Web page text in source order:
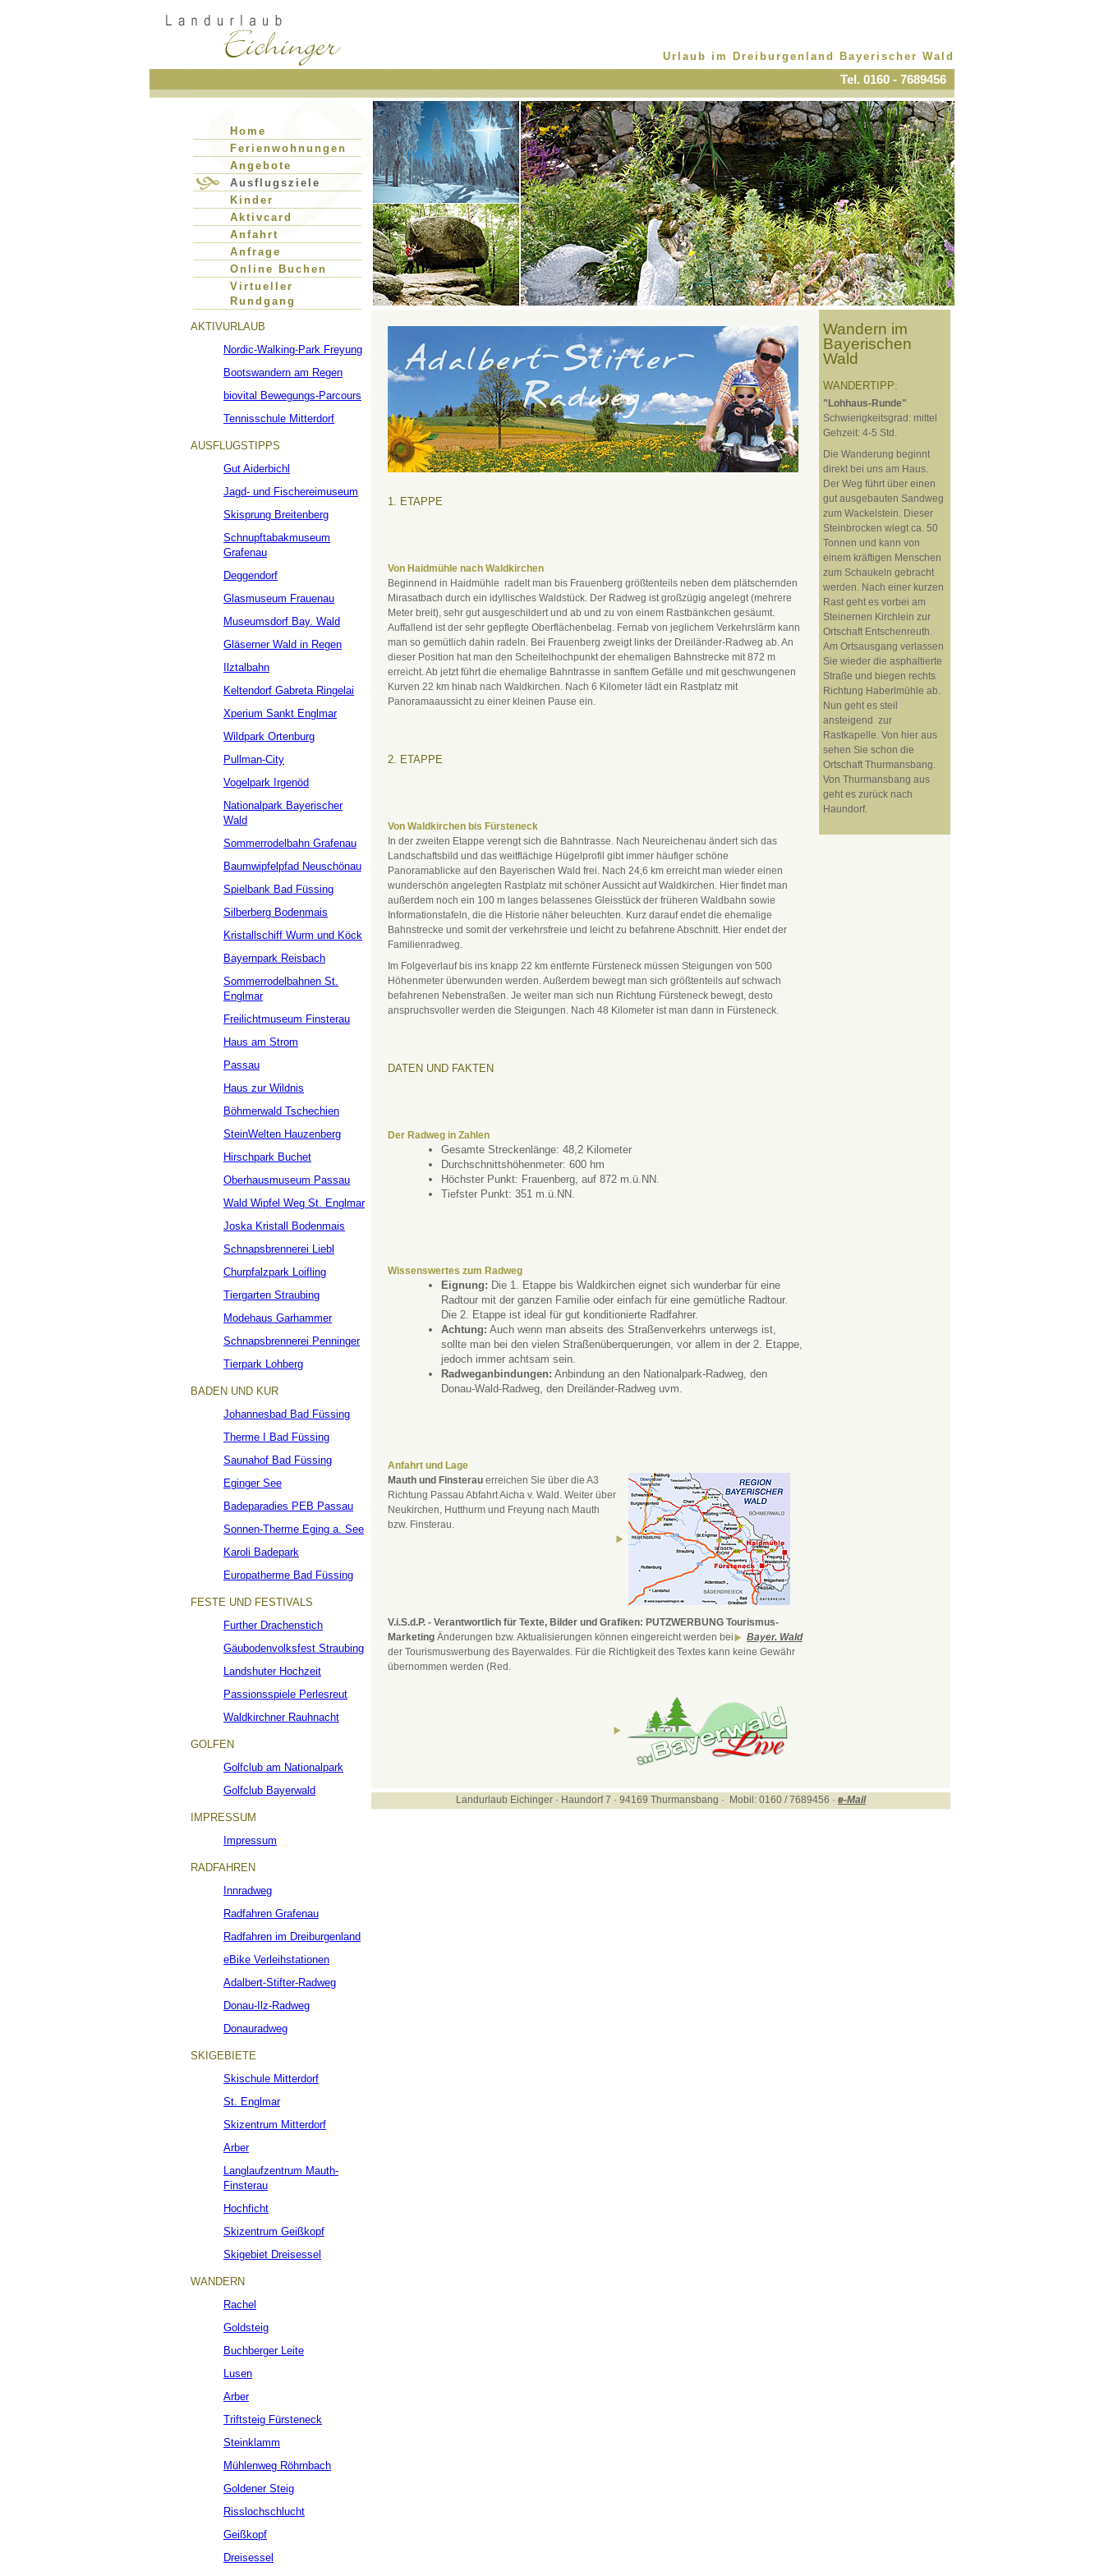
Urlaub im Dreiburgenland Bayerischer Wald
Tel. 0160 - 7689456
Home
Ferienwohnungen
Angebote
Ausflugsziele
Kinder
Aktivcard
Anfahrt
Anfrage
Online Buchen
Virtueller
Rundgang
AKTIVURLAUB
Nordic-Walking-Park Freyung
Bootswandern am Regen
biovital Bewegungs-Parcours
Tennisschule Mitterdorf
AUSFLUGSTIPPS
Gut Aiderbichl
Jagd- und Fischereimuseum
Skisprung Breitenberg
Schnupftabakmuseum
Grafenau
Deggendorf
Glasmuseum Frauenau
Museumsdorf Bay. Wald
Gläserner Wald in Regen
Ilztalbahn
Keltendorf Gabreta Ringelai
Xperium Sankt Englmar
Wildpark Ortenburg
Pullman-City
Vogelpark Irgenöd
Nationalpark Bayerischer
Wald
Sommerrodelbahn Grafenau
Baumwipfelpfad Neuschönau
Spielbank Bad Füssing
Silberberg Bodenmais
Kristallschiff Wurm und Köck
Bayernpark Reisbach
Sommerrodelbahnen St.
Englmar
Freilichtmuseum Finsterau
Haus am Strom
Passau
Haus zur Wildnis
Böhmerwald Tschechien
SteinWelten Hauzenberg
Hirschpark Buchet
Oberhausmuseum Passau
Wald Wipfel Weg St. Englmar
Joska Kristall Bodenmais
Schnapsbrennerei Liebl
Churpfalzpark Loifling
Tiergarten Straubing
Modehaus Garhammer
Schnapsbrennerei Penninger
Tierpark Lohberg
BADEN UND KUR
Johannesbad Bad Füssing
Therme I Bad Füssing
Saunahof Bad Füssing
Eginger See
Badeparadies PEB Passau
Sonnen-Therme Eging a. See
Karoli Badepark
Europatherme Bad Füssing
FESTE UND FESTIVALS
Further Drachenstich
Gäubodenvolksfest Straubing
Landshuter Hochzeit
Passionsspiele Perlesreut
Waldkirchner Rauhnacht
GOLFEN
Golfclub am Nationalpark
Golfclub Bayerwald
IMPRESSUM
Impressum
RADFAHREN
Innradweg
Radfahren Grafenau
Radfahren im Dreiburgenland
eBike Verleihstationen
Adalbert-Stifter-Radweg
Donau-Ilz-Radweg
Donauradweg
SKIGEBIETE
Skischule Mitterdorf
St. Englmar
Skizentrum Mitterdorf
Arber
Langlaufzentrum Mauth-
Finsterau
Hochficht
Skizentrum Geißkopf
Skigebiet Dreisessel
WANDERN
Rachel
Goldsteig
Buchberger Leite
Lusen
Arber
Triftsteig Fürsteneck
Steinklamm
Mühlenweg Röhrnbach
Goldener Steig
Risslochschlucht
Geißkopf
Dreisessel
1. ETAPPE
Von Haidmühle nach Waldkirchen
Beginnend in Haidmühle radelt man bis Frauenberg größtenteils neben dem plätschernden
Mirasatbach durch ein idyllisches Waldstück. Der Radweg ist großzügig angelegt (mehrere
Meter breit), sehr gut ausgeschildert und ab und zu von einem Rastbänkchen gesäumt.
Auffallend ist der sehr gepflegte Oberflächenbelag. Fernab von jeglichem Verkehrslärm kann
man so gemütlich dahin radeln. Bei Frauenberg zweigt links der Dreiländer-Radweg ab. An
dieser Position hat man den Scheitelhochpunkt der ehemaligen Bahnstrecke mit 872 m
erreicht. Ab jetzt führt die ehemalige Bahntrasse in sanftem Gefälle und mit geschwungenen
Kurven 22 km hinab nach Waldkirchen. Nach 6 Kilometer lädt ein Rastplatz mit
Panoramaaussicht zu einer kleinen Pause ein.
2. ETAPPE
Von Waldkirchen bis Fürsteneck
In der zweiten Etappe verengt sich die Bahntrasse. Nach Neureichenau ändert sich das
Landschaftsbild und das weitflächige Hügelprofil gibt immer häufiger schöne
Panoramablicke auf den Bayerischen Wald frei. Nach 24,6 km erreicht man wieder einen
wunderschön angelegten Rastplatz mit schöner Aussicht auf Waldkirchen. Hier findet man
außerdem noch ein 100 m langes belassenes Gleisstück der früheren Waldbahn sowie
Informationstafeln, die die Historie näher beleuchten. Kurz darauf endet die ehemalige
Bahnstrecke und somit der verkehrsfreie und leicht zu befahrene Abschnitt. Hier endet der
Familienradweg.
Im Folgeverlauf bis ins knapp 22 km entfernte Fürsteneck müssen Steigungen von 500
Höhenmeter überwunden werden. Außerdem bewegt man sich größtenteils auf schwach
befahrenen Nebenstraßen. Je weiter man sich nun Richtung Fürsteneck bewegt, desto
anspruchsvoller werden die Steigungen. Nach 48 Kilometer ist man dann in Fürsteneck.
DATEN UND FAKTEN
Der Radweg in Zahlen
Gesamte Streckenlänge: 48,2 Kilometer
Durchschnittshöhenmeter: 600 hm
Höchster Punkt: Frauenberg, auf 872 m.ü.NN.
Tiefster Punkt: 351 m.ü.NN.
Wissenswertes zum Radweg
Eignung: Die 1. Etappe bis Waldkirchen eignet sich wunderbar für eine
Radtour mit der ganzen Familie oder einfach für eine gemütliche Radtour.
Die 2. Etappe ist ideal für gut konditionierte Radfahrer.
Achtung: Auch wenn man abseits des Straßenverkehrs unterwegs ist,
sollte man bei den vielen Straßenüberquerungen, vor allem in der 2. Etappe,
jedoch immer achtsam sein.
Radweganbindungen: Anbindung an den Nationalpark-Radweg, den
Donau-Wald-Radweg, den Dreiländer-Radweg uvm.
Anfahrt und Lage
Mauth und Finsterau erreichen Sie über die A3
Richtung Passau Abfahrt Aicha v. Wald. Weiter über
Neukirchen, Hutthurm und Freyung nach Mauth
bzw. Finsterau.
V.i.S.d.P. - Verantwortlich für Texte, Bilder und Grafiken: PUTZWERBUNG Tourismus-
Marketing
Bayer. Wald
Änderungen bzw. Aktualisierungen können eingereicht werden bei
der Tourismuswerbung des Bayerwaldes. Für die Richtigkeit des Textes kann keine Gewähr
übernommen werden (Red.
Wandern im
Bayerischen
Wald
WANDERTIPP:
"Lohhaus-Runde"
Schwierigkeitsgrad: mittel
Gehzeit: 4-5 Std.
Die Wanderung beginnt
direkt bei uns am Haus.
Der Weg führt über einen
gut ausgebauten Sandweg
zum Wackelstein. Dieser
Steinbrocken wiegt ca. 50
Tonnen und kann von
einem kräftigen Menschen
zum Schaukeln gebracht
werden. Nach einer kurzen
Rast geht es vorbei am
Steinernen Kirchlein zur
Ortschaft Entschenreuth.
Am Ortsausgang verlassen
Sie wieder die asphaltierte
Straße und biegen rechts
Richtung Haberlmühle ab.
Nun geht es steil
ansteigend zur
Rastkapelle. Von hier aus
sehen Sie schon die
Ortschaft Thurmansbang.
Von Thurmansbang aus
geht es zurück nach
Haundorf.
Landurlaub Eichinger · Haundorf 7 · 94169 Thurmansbang · Mobil: 0160 / 7689456 · e-Mail